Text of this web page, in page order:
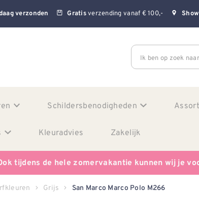
verzonden Gratisverzending vanaf € 100,-
Ik ben op zoek
Schildersbenodigheden
Kleuradvies Zakelijk
tijdens de hele zomervakantie kunnen wij je
Grijs San Marco Marco Polo M266